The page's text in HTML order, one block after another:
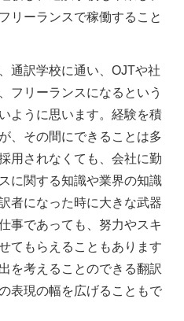
リーランスで稼働すること
通訳学校に通い、OJTや社
フリーランスになるという
ように思います。経験を積
、その間にできることは多
用されなくても、会社に勤
に関する知識や業界の知識
者になった時に大きな武器
事であっても、努力やスキ
てもらえることもあります
を考えることのできる翻訳
表現の幅を広げることもで